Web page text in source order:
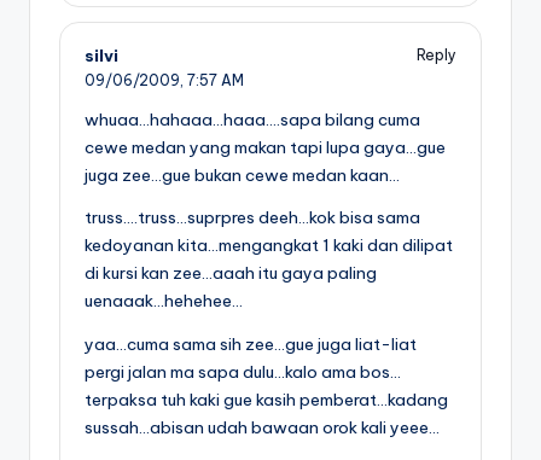
silvi
Reply
09/06/2009, 7:57 AM
whuaa…hahaaa…haaa….sapa bilang cuma
cewe medan yang makan tapi lupa gaya…gue
juga zee…gue bukan cewe medan kaan…
truss….truss…suprpres deeh…kok bisa sama
kedoyanan kita…mengangkat 1 kaki dan dilipat
di kursi kan zee…aaah itu gaya paling
uenaaak…hehehee…
yaa…cuma sama sih zee…gue juga liat-liat
pergi jalan ma sapa dulu…kalo ama bos…
terpaksa tuh kaki gue kasih pemberat…kadang
sussah…abisan udah bawaan orok kali yeee…